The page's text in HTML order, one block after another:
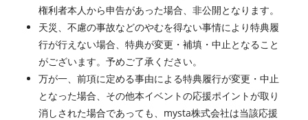
権利者本人から申告があった場合、非公開となります。
天災、不慮の事故などのやむを得ない事情により特典履
行が行えない場合、特典が変更・補填・中止となること
がございます。予めご了承ください。
万が一、前項に定める事由による特典履行が変更・中止
となった場合、その他本イベントの応援ポイントが取り
消しされた場合であっても、mysta株式会社は当該応援